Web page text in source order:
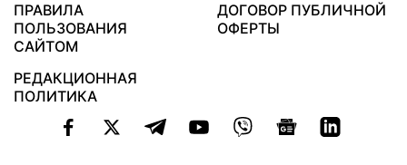
ПРАВИЛА
ПОЛЬЗОВАНИЯ
САЙТОМ
ДОГОВОР ПУБЛИЧНОЙ
ОФЕРТЫ
РЕДАКЦИОННАЯ
ПОЛИТИКА